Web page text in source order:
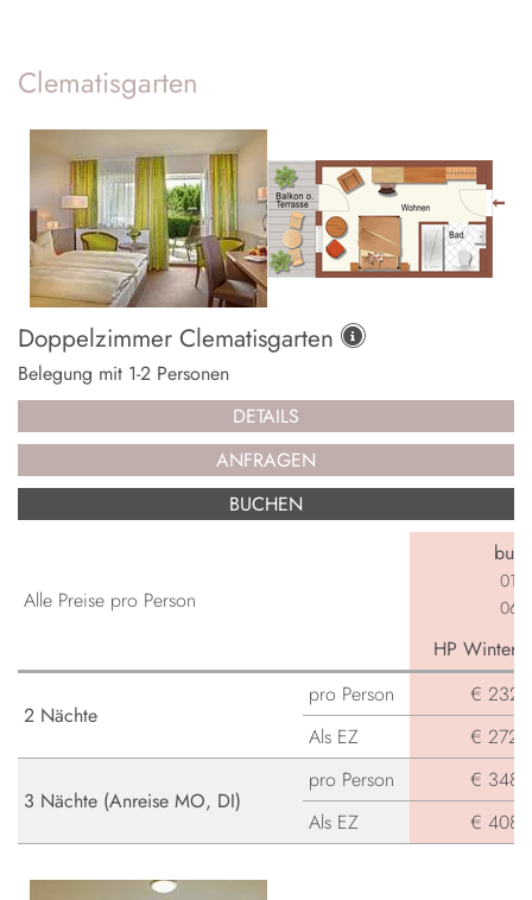
Clematisgarten
Doppelzimmer Clematisgarten
Belegung mit 1-2 Personen
DETAILS
ANFRAGEN
BUCHEN
Alle Preise pro Person
HP
2 Nächte
pro Person
€ 232,-
Als EZ
€ 272,-
3 Nächte (Anreise MO, DI)
pro Person
€ 348,-
Als EZ
€ 408,-